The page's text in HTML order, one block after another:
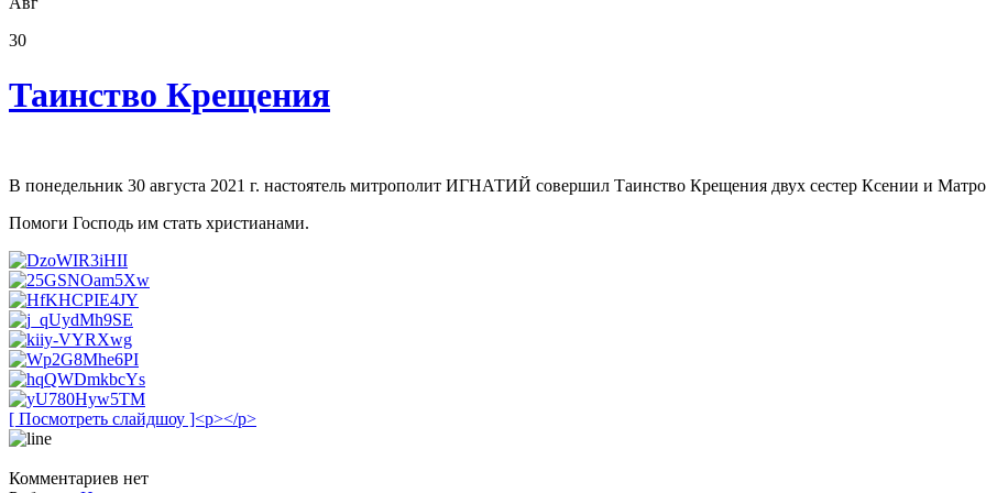
30
Таинство Крещения
В понедельник 30 августа 2021 г. настоятель митрополит ИГНАТИЙ совершил Таинство Крещения двух сестер Ксении и
Помоги Господь им стать христианами.
[ Посмотреть слайдшоу ]<p></p>
Комментариев нет